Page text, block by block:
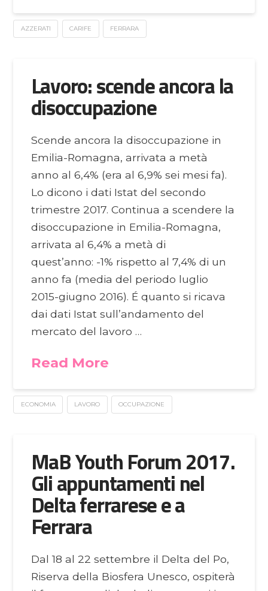
AZZERATI CARIFE FERRARA
Lavoro: scende ancora la
disoccupazione
Scende ancora la disoccupazione in
Emilia-Romagna, arrivata a metà
anno al 6,4% (era al 6,9% sei mesi fa).
Lo dicono i dati Istat del secondo
trimestre 2017. Continua a scendere la
disoccupazione in Emilia-Romagna,
arrivata al 6,4% a metà di
quest’anno: -1% rispetto al 7,4% di un
anno fa (media del periodo luglio
2015-giugno 2016). É quanto si ricava
dai dati Istat sull’andamento del
mercato del lavoro …
Read More
ECONOMIA LAVORO OCCUPAZIONE
MaB Youth Forum 2017.
Gli appuntamenti nel
Delta ferrarese e a
Ferrara
Dal 18 al 22 settembre il Delta del Po,
Riserva della Biosfera Unesco, ospiterà